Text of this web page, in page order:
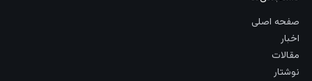
صفحه اصلی
اخبار
مقالات
نوشتار